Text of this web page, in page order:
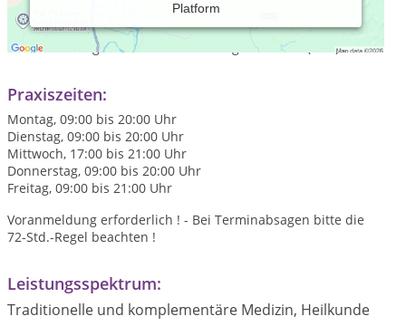
Platform
Privatpraxis (hpg) mit der Möglichkeit auch Kassenpatienten
zu behandeln im sog. Alpha-Projekt u. im
Rückerstattungsverfahren durch die ges. Kassen (GKV)
Praxiszeiten:
Montag, 09:00 bis 20:00 Uhr
Dienstag, 09:00 bis 20:00 Uhr
Mittwoch, 17:00 bis 21:00 Uhr
Donnerstag, 09:00 bis 20:00 Uhr
Freitag, 09:00 bis 21:00 Uhr
Voranmeldung erforderlich ! - Bei Terminabsagen bitte die
72-Std.-Regel beachten !
Leistungsspektrum:
Traditionelle und komplementäre Medizin, Heilkunde